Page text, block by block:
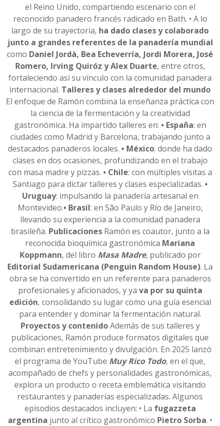
el Reino Unido, compartiendo escenario con el
reconocido panadero francés radicado en Bath. • A lo
largo de su trayectoria, ha dado clases y colaborado
junto a grandes referentes de la panadería mundial
como Daniel Jordà, Bea Echeverría, Jordi Morera, José
Romero, Irving Quiróz y Alex Duarte, entre otros,
fortaleciendo así su vínculo con la comunidad panadera
internacional. Talleres y clases alrededor del mundo
El enfoque de Ramón combina la enseñanza práctica con
la ciencia de la fermentación y la creatividad
gastronómica. Ha impartido talleres en: • España: en
ciudades como Madrid y Barcelona, trabajando junto a
destacados panaderos locales. • México: donde ha dado
clases en dos ocasiones, profundizando en el trabajo
con masa madre y pizzas. • Chile: con múltiples visitas a
Santiago para dictar talleres y clases especializadas. •
Uruguay: impulsando la panadería artesanal en
Montevideo.• Brasil: en São Paulo y Río de Janeiro,
llevando su experiencia a la comunidad panadera
brasileña. PublicacionesRamón es coautor, junto a la
reconocida bioquímica gastronómica Mariana
Koppmann, del libro Masa Madre, publicado por
Editorial Sudamericana (Penguin Random House). La
obra se ha convertido en un referente para panaderos
profesionales y aficionados, y ya va por su quinta
edición, consolidando su lugar como una guía esencial
para entender y dominar la fermentación natural.
Proyectos y contenidoAdemás de sus talleres y
publicaciones, Ramón produce formatos digitales que
combinan entretenimiento y divulgación. En 2025 lanzó
el programa de YouTube Muy Rico Todo, en el que,
acompañado de chefs y personalidades gastronómicas,
explora un producto o receta emblemática visitando
restaurantes y panaderías especializadas. Algunos
episodios destacados incluyen: • La fugazzeta
argentina junto al crítico gastronómico Pietro Sorba. •